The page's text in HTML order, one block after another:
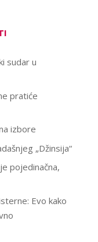
sudar u
pratiće
izbore
„Džinsija“
pojedinačna,
Evo kako